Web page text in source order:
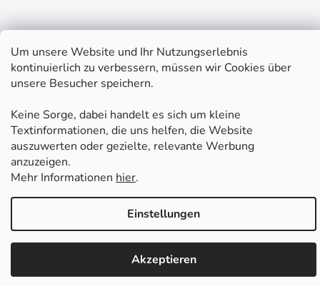
Um unsere Website und Ihr Nutzungserlebnis
kontinuierlich zu verbessern, müssen wir Cookies über
unsere Besucher speichern.
Keine Sorge, dabei handelt es sich um kleine
Textinformationen, die uns helfen, die Website
auszuwerten oder gezielte, relevante Werbung
anzuzeigen.
Mehr Informationen hier.
Einstellungen
Akzeptieren
Erstellt von Shoptet Premium